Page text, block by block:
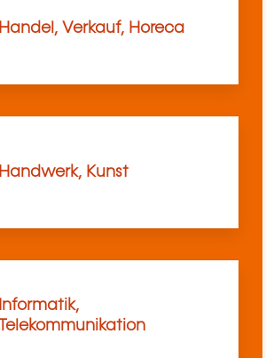
Handel, Verkauf, Horeca
Handwerk, Kunst
Informatik,
Telekommunikation